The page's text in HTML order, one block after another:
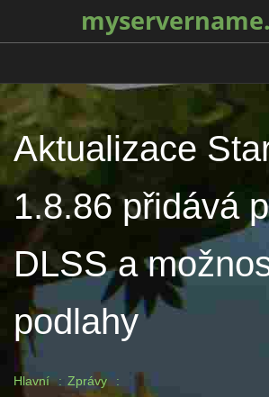
Aktualizace
1.8.86 přidává
DLSS a
podlahy
Hlavní
Zprávy